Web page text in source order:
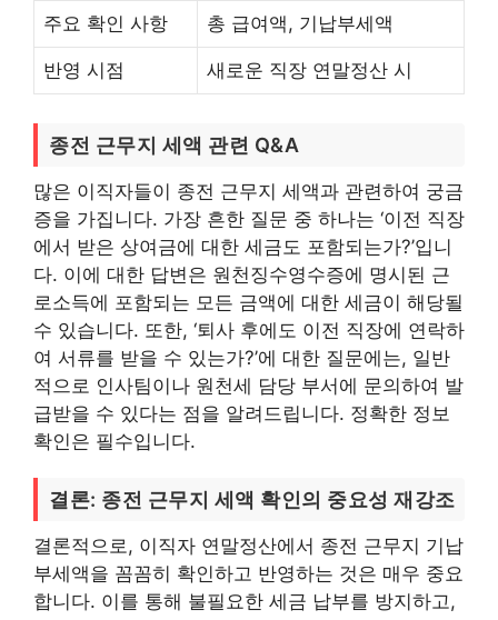
주요 확인 사항 총 급여액, 기납부세액
반영 시점 새로운 직장 연말정산 시
종전 근무지 세액 관련 Q&A
많은 이직자들이 종전 근무지 세액과 관련하여 궁금
증을 가집니다. 가장 흔한 질문 중 하나는 ‘이전 직장
에서 받은 상여금에 대한 세금도 포함되는가?’입니
다. 이에 대한 답변은 원천징수영수증에 명시된 근
로소득에 포함되는 모든 금액에 대한 세금이 해당될
수 있습니다. 또한, ‘퇴사 후에도 이전 직장에 연락하
여 서류를 받을 수 있는가?’에 대한 질문에는, 일반
적으로 인사팀이나 원천세 담당 부서에 문의하여 발
급받을 수 있다는 점을 알려드립니다. 정확한 정보
확인은 필수입니다.
결론: 종전 근무지 세액 확인의 중요성 재강조
결론적으로, 이직자 연말정산에서 종전 근무지 기납
부세액을 꼼꼼히 확인하고 반영하는 것은 매우 중요
합니다. 이를 통해 불필요한 세금 납부를 방지하고,